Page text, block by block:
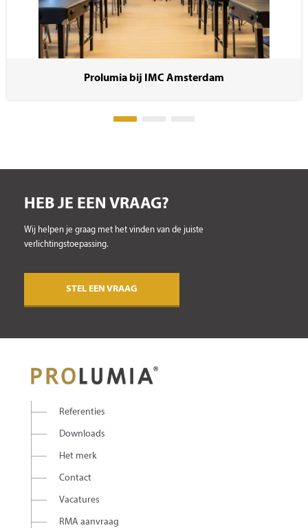
Prolumia bij IMC Amsterdam
HEB JE EEN VRAAG?
Wij helpen je graag met het vinden van de juiste
verlichtingstoepassing.
STEL EEN VRAAG
Referenties
Downloads
Het merk
Contact
Vacatures
RMA aanvraag